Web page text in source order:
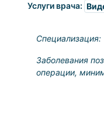
Услуги врача:
Специализация:
Заболевания
операции,